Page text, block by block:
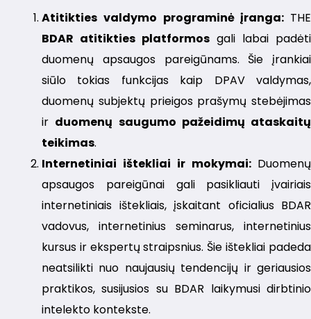
Atitikties valdymo programinė įranga: THE
BDAR atitikties platformos gali labai padėti
duomenų apsaugos pareigūnams. Šie įrankiai
siūlo tokias funkcijas kaip DPAV valdymas,
duomenų subjektų prieigos prašymų stebėjimas
ir duomenų saugumo pažeidimų ataskaitų
teikimas.
Internetiniai ištekliai ir mokymai: Duomenų
apsaugos pareigūnai gali pasikliauti įvairiais
internetiniais ištekliais, įskaitant oficialius BDAR
vadovus, internetinius seminarus, internetinius
kursus ir ekspertų straipsnius. Šie ištekliai padeda
neatsilikti nuo naujausių tendencijų ir geriausios
praktikos, susijusios su BDAR laikymusi dirbtinio
intelekto kontekste.